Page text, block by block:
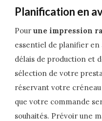
Planification en
Pour une impression
essentiel de planifier en
délais de production et
sélection de votre
réservant votre créneau
que votre commande
souhaités. Prévoir une